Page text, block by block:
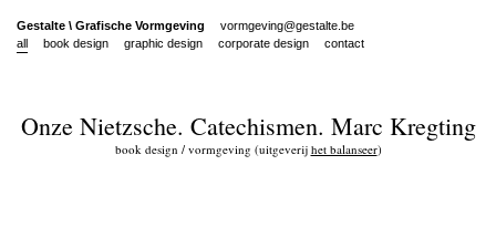
Gestalte \ Grafische Vormgeving
vormgeving@gestalte.be
all
book design graphic design corporate design contact
Onze Nietzsche. Catechismen. Marc Kregting
book design / vormgeving (uitgeverij het balanseer)